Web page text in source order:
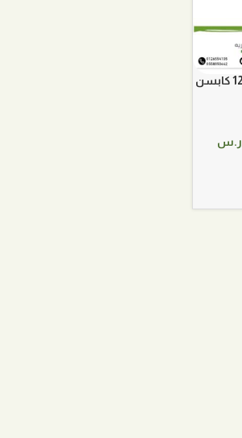
1200R24 20PR HS268 كابسن
ر.س